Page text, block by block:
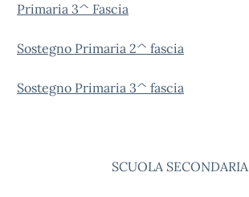
Primaria 3^ Fascia
Sostegno Primaria 2^ fascia
Sostegno Primaria 3^ fascia
SCUOLA SECONDARIA